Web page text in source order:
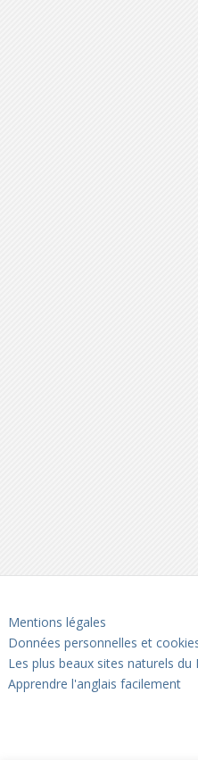
Mentions légales
Données personnelles et
Les plus beaux sites naturels du
Apprendre l'anglais facilement